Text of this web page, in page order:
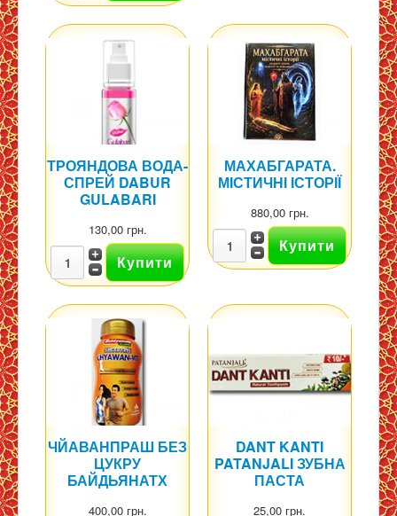
ТРОЯНДОВА ВОДА-
СПРЕЙ DABUR
GULABARI
130,00 грн.
МАХАБГАРАТА.
МІСТИЧНІ ІСТОРІЇ
880,00 грн.
ЧЙАВАНПРАШ БЕЗ
ЦУКРУ
БАЙДЬЯНАТХ
400,00 грн.
DANT KANTI
PATANJALI ЗУБНА
ПАСТА
25,00 грн.